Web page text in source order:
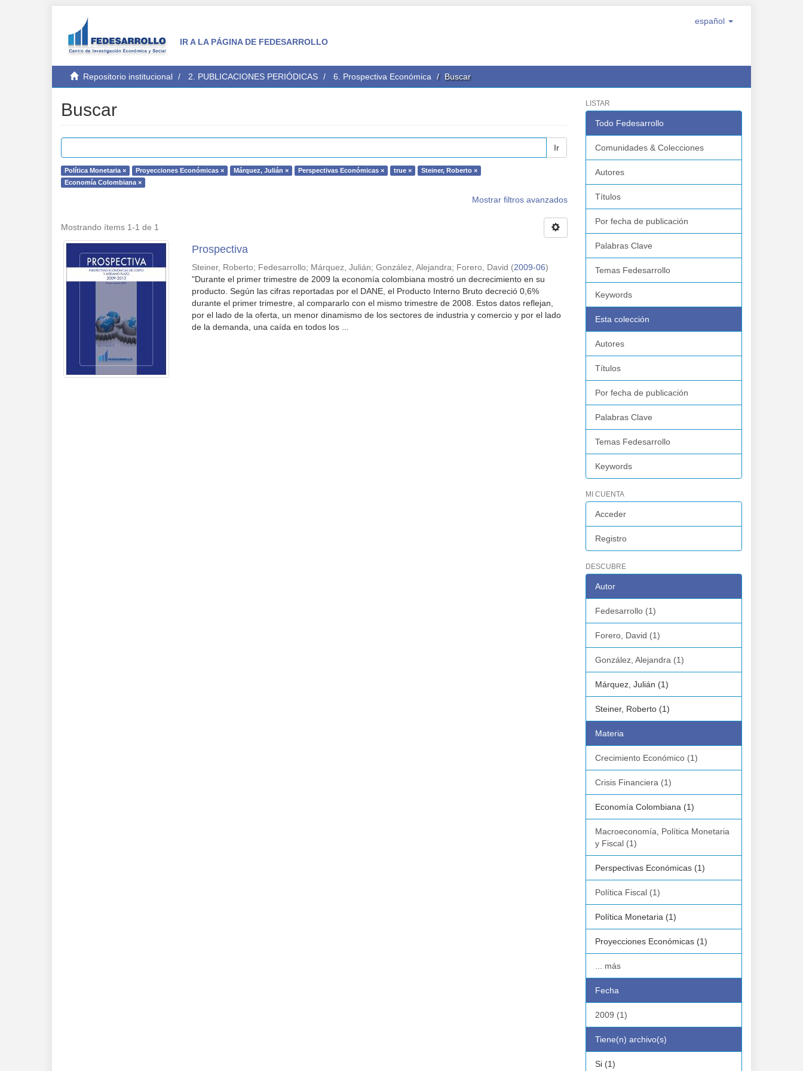
IR A LA PÁGINA DE FEDESARROLLO
español
Repositorio institucional 2. PUBLICACIONES PERIÓDICAS 6. Prospectiva Económica Buscar
Buscar
Ir
Política Monetaria × Proyecciones Económicas × Márquez, Julián × Perspectivas Económicas × true ×
Steiner, Roberto ×
Economía Colombiana ×
Mostrar filtros avanzados
Mostrando ítems 1-1 de 1
Prospectiva
Steiner, Roberto; Fedesarrollo; Márquez, Julián;González, Alejandra; Forero, David (2009-06)
"Durante el primer trimestre de 2009 la economía colombiana mostró un decrecimiento en su
producto. Según las cifras reportadas por el DANE, el Producto Interno Bruto decreció 0,6%
durante el primer trimestre, al compararlo con el mismo trimestre de 2008. Estos datos reflejan,
por el lado de la oferta, un menor dinamismo de los sectores de industria y comercio y por el lado
de la demanda, una caída en todos los ...
LISTAR
Todo Fedesarrollo
Comunidades & Colecciones
Autores
Títulos
Por fecha de publicación
Palabras Clave
Temas Fedesarrollo
Keywords
Esta colección
Autores
Títulos
Por fecha de publicación
Palabras Clave
Temas Fedesarrollo
Keywords
MI CUENTA
Acceder
Registro
DESCUBRE
Autor
Fedesarrollo (1)
Forero, David (1)
González, Alejandra (1)
Márquez, Julián (1)
Steiner, Roberto (1)
Materia
Crecimiento Económico (1)
Crisis Financiera (1)
Economía Colombiana (1)
Macroeconomía, Política Monetaria
y Fiscal (1)
Perspectivas Económicas (1)
Política Fiscal (1)
Política Monetaria (1)
Proyecciones Económicas (1)
... más
Fecha
2009 (1)
Tiene(n) archivo(s)
Si (1)